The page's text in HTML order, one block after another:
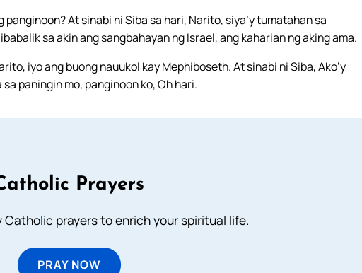
At sinabi ni Siba sa hari, Narito, siya’y tumatahan sa
sa akin ang sangbahayan ng Israel, ang kaharian ng aking ama.
iyo ang buong nauukol kay Mephiboseth. At sinabi ni Siba, Ako’y
paningin mo, panginoon ko, Oh hari.
Prayers
Catholic prayers to enrich your spiritual life.
PRAY NOW